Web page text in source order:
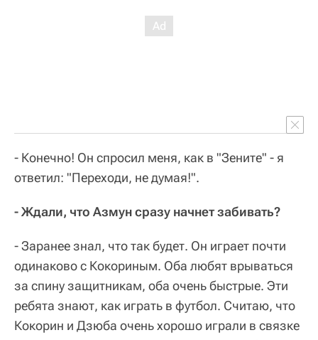
- Конечно! Он спросил меня, как в "Зените" - я
ответил: "Переходи, не думая!".
- Ждали, что Азмун сразу начнет забивать?
- Заранее знал, что так будет. Он играет почти
одинаково с Кокориным. Оба любят врываться
за спину защитникам, оба очень быстрые. Эти
ребята знают, как играть в футбол. Считаю, что
Кокорин и Дзюба очень хорошо играли в связке